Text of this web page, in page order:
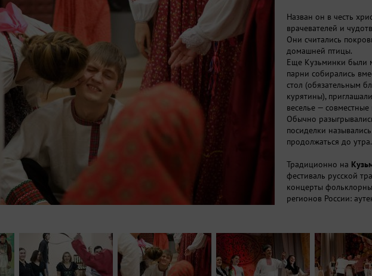
Назван он в честь
врачевателей и
Они считались
домашней птицы.
Еще Кузьминки были
парни собирались
стол (обязательным
курятины),
веселье —
Обычно
посиделки
продолжаться до утра.
Традиционно на
фестиваль русской
концерты
регионов России:
декоративно-
Программа: